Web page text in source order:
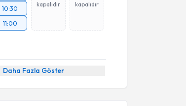
10:30
11:00
kapalıdır
kapalıdır
Daha Fazla Göster